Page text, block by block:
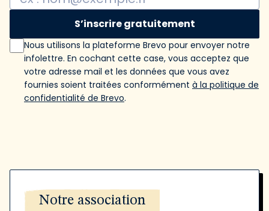
S’inscrire gratuitement
Nous utilisons la plateforme Brevo pour envoyer notre
infolettre. En cochant cette case, vous acceptez que
votre adresse mail et les données que vous avez
fournies soient traitées conformément à la politique de
confidentialité de Brevo.
Notre association